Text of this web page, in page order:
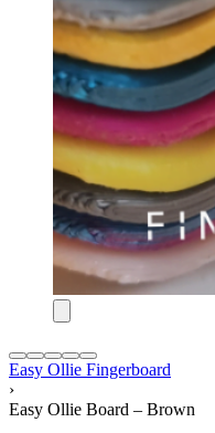
Easy Ollie Fingerboard
›
Easy Ollie Board – Brown